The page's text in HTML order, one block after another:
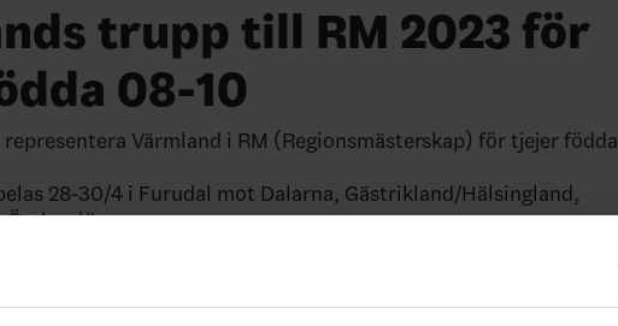
trupp till RM 2023 för
08-10
Värmland i RM (Regionsmästerskap) för tjejer födda
28-30/4 i Furudal mot Dalarna, Gästrikland/Hälsingland,
Örebro län.